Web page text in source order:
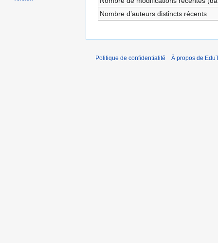
Nombre d’auteurs distincts récents
Politique de confidentialité À propos de